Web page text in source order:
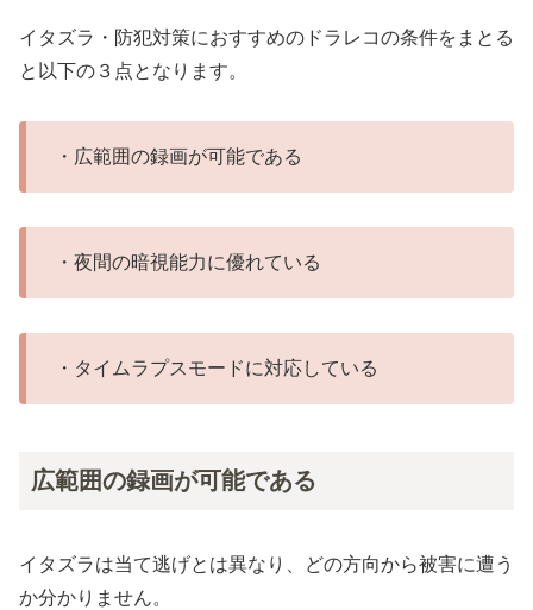
イタズラ・防犯対策におすすめのドラレコの条件をまとる
と以下の３点となります。
・広範囲の録画が可能である
・夜間の暗視能力に優れている
・タイムラプスモードに対応している
広範囲の録画が可能である
イタズラは当て逃げとは異なり、どの方向から被害に遭う
か分かりません。